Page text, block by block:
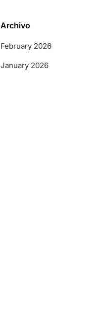
Archivo
February 2026
January 2026